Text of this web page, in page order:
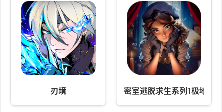
刃境 密室逃脱求生系列1极地冒